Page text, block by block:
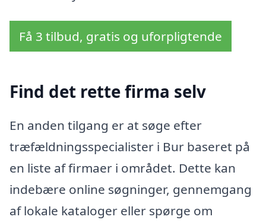
Få 3 tilbud, gratis og uforpligtende
Find det rette firma selv
En anden tilgang er at søge efter
træfældningsspecialister i Bur baseret på
en liste af firmaer i området. Dette kan
indebære online søgninger, gennemgang
af lokale kataloger eller spørge om